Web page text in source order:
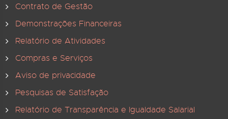
Contrato de Gestão
Demonstrações Financeiras
Relatório de Atividades
Compras e Serviços
Aviso de privacidade
Pesquisas de Satisfação
Relatório de Transparência e Igualdade Salarial